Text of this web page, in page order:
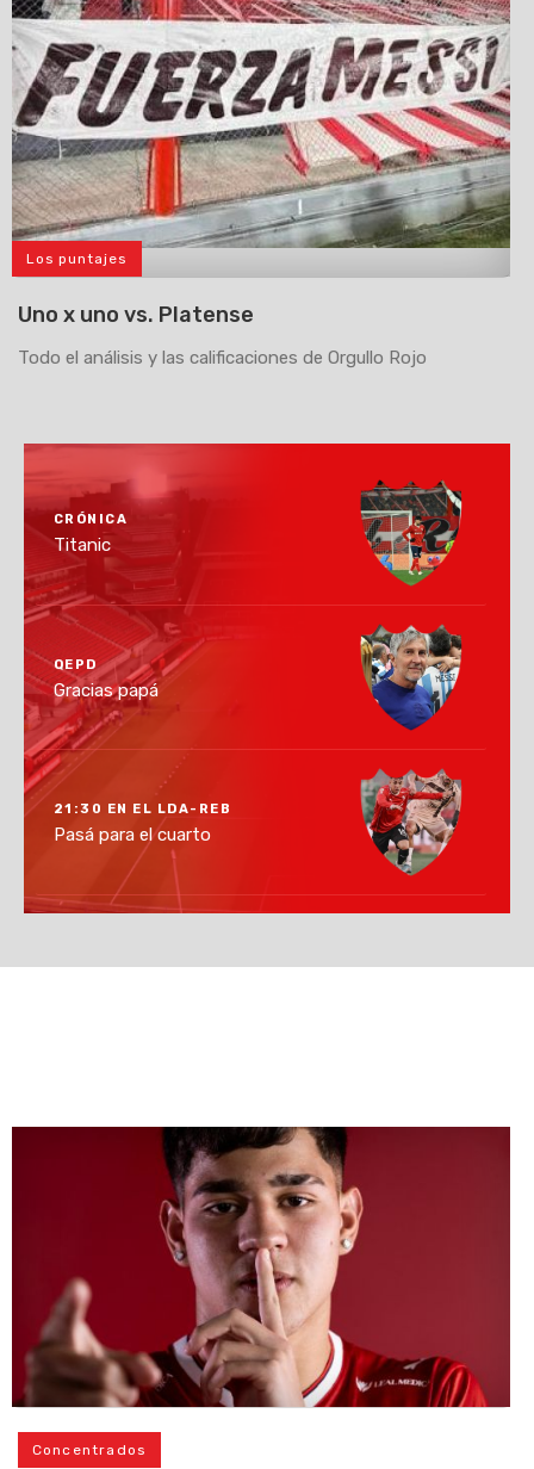
Los puntajes
Uno x uno vs. Platense
Todo el análisis y las calificaciones de Orgullo Rojo
CRÓNICA
Titanic
QEPD
Gracias papá
21:30 EN EL LDA-REB
Pasá para el cuarto
Concentrados